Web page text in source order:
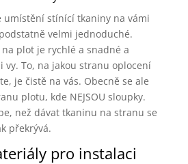
umístění stínící tkaniny na vámi
velmi jednoduché.
plot je rychlé a snadné a
vy. To, na jakou stranu oplocení
je čistě na vás. Obecně se ale
plotu, kde NEJSOU sloupky.
než dávat tkaninu na stranu se
překrývá.
pro instalaci